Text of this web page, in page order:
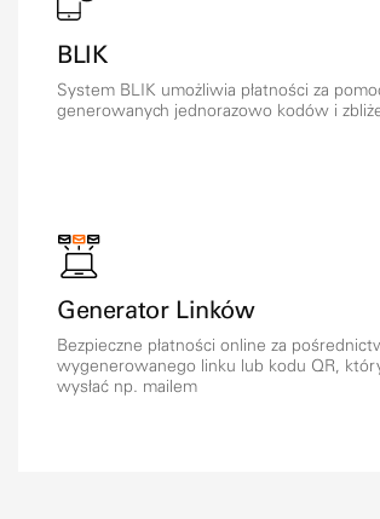
BLIK
System BLIK umożliwia płatności za
generowanych jednorazowo kodów i
Generator Linków
Bezpieczne płatności online za
wygenerowanego linku lub kodu QR,
wysłać np. mailem